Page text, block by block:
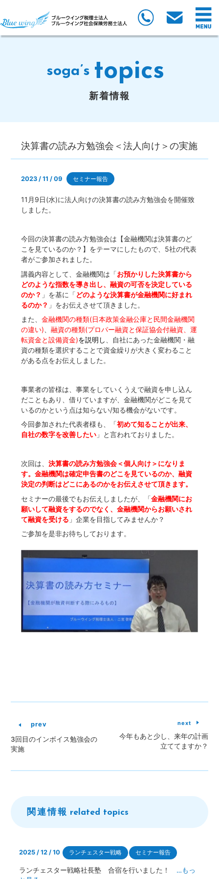
soga’s topics
新着情報
決算書の読み方勉強会＜法人向け＞の実施
2023 / 11 / 09 セミナー報告
11月9日(水)に法人向けの決算書の読み方勉強会を開催致
しました。
今回の決算書の読み方勉強会は【金融機関は決算書のど
こを見ているのか？】をテーマにしたもので、5社の代表
者がご参加されました。
講義内容として、金融機関は「お預かりした決算書から
どのような指数を導き出し、融資の可否を決定している
のか？ 」を基に「どのような決算書が金融機関に好まれ
るのか？ 」をお伝えさせて頂きました。
また、 金融機関の種類(日本政策金融公庫と民間金融機関
の違い)
融資の種類(プロパー融資と保証協会付融資、運
転資金と設備資金)を説明し 、自社にあった金融機関・融
資の種類を選択することで資金繰りが大きく変わること
がある点をお伝えしました。
事業者の皆様は、事業をしていくうえで融資を申し込ん
だこともあり、借りていますが、金融機関がどこを見て
いるのかという点は知らない/知る機会がないです。
今回参加された代表者様も、「初めて知ることが出来、
自社の数字を改善したい」と言われておりました。
次回は、 決算書の読み方勉強会＜個人向け＞になりま
す。金融機関は確定申告書のどこを見ているのか、融資
決定の判断はどこにあるのかをお伝えさせて頂きます。
セミナーの最後でもお伝えしましたが、「金融機関にお
願いして融資をするのでなく、金融機関からお願いされ
て融資を受ける 」企業を目指してみませんか？
ご参加を是非お待ちしております。
prev
3回目のインボイス勉強会の
実施
next
今年もあと少し、来年の計画
立ててますか？
関連情報 related topics
2025 / 12 / 10 ランチェスター戦略 セミナー報告
ランチェスター戦略社長塾 合宿を行いました！ …もっ